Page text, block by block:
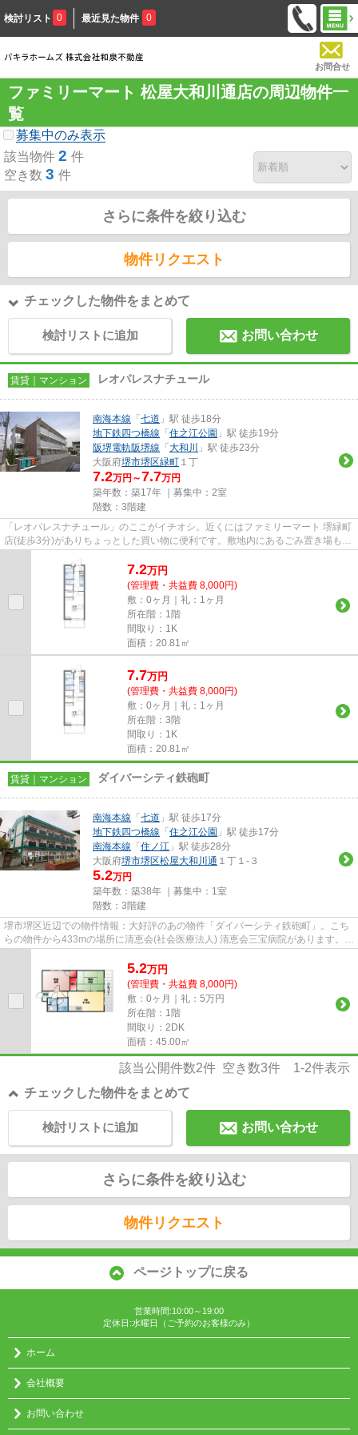
検討リスト 0 最近見た物件 0
お問合せ
ファミリーマート 松屋大和川通店の周辺物件一
覧
募集中のみ表示
該当物件 2 件
空き数 3 件
さらに条件を絞り込む
物件リクエスト
チェックした物件をまとめて
検討リストに追加 お問い合わせ
賃貸｜マンション レオパレスナチュール
南海本線 「 七道 」駅 徒歩18分
地下鉄四つ橋線 「 住之江公園 」駅 徒歩19分
阪堺電軌阪堺線 「 大和川
」駅 徒歩23分
大阪府堺市堺区緑町 １丁
7.2万円～7.7万円
築年数：築17年 ｜募集中： 2室
階数：3階建
「レオパレスナチュール」のここがイチオシ。近くにはファミリーマート 堺緑町
店(徒歩3分)がありちょっとした買い物に便利です。敷地内にあるごみ置き場も自
7.2万円
(管理費・共益費 8,000円)
敷：0ヶ月｜礼：1ヶ月
所在階：1階
間取り：1K
面積：20.81㎡
7.7万円
(管理費・共益費 8,000円)
敷：0ヶ月｜礼：1ヶ月
所在階：3階
間取り：1K
面積：20.81㎡
賃貸｜マンション ダイバーシティ鉄砲町
南海本線 「 七道 」駅 徒歩17分
地下鉄四つ橋線 「 住之江公園 」駅 徒歩17分
南海本線 「 住ノ江 」駅 徒歩28分
大阪府堺市堺区松屋大和川通 １丁１-３
5.2万円
築年数：築38年 ｜募集中： 1室
階数：3階建
堺市堺区近辺での物件情報：大好評のあの物件「ダイバーシティ鉄砲町」。こち
らの物件から433mの場所に清恵会(社会医療法人) 清恵会三宝病院があります。初
5.2万円
(管理費・共益費 8,000円)
敷：0ヶ月｜礼：5万円
所在階：1階
間取り：2DK
面積：45.00㎡
該当公開件数2件 空き数3件 1-2件表示
チェックした物件をまとめて
お問い合わせ
検討リストに追加
さらに条件を絞り込む
物件リクエスト
ページトップに戻る
営業時間:10:00～19:00
定休日:水曜日（ご予約のお客様のみ）
ホーム
会社概要
お問い合わせ